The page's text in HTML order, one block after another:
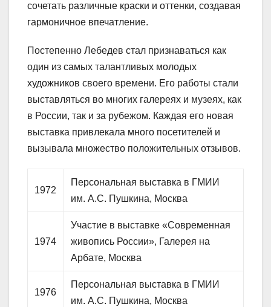
сочетать различные краски и оттенки, создавая
гармоничное впечатление.
Постепенно Лебедев стал признаваться как
один из самых талантливых молодых
художников своего времени. Его работы стали
выставляться во многих галереях и музеях, как
в России, так и за рубежом. Каждая его новая
выставка привлекала много посетителей и
вызывала множество положительных отзывов.
1972
Персональная выставка в ГМИИ
им. А.С. Пушкина, Москва
1974
Участие в выставке «Современная
живопись России», Галерея на
Арбате, Москва
1976
Персональная выставка в ГМИИ
им. А.С. Пушкина, Москва